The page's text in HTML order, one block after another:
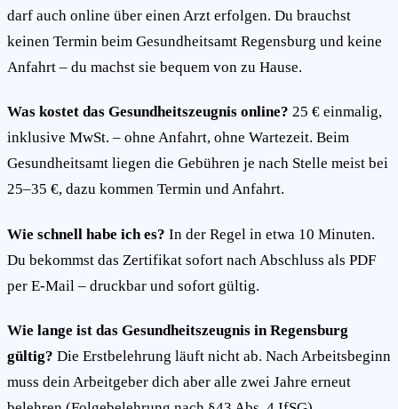
darf auch online über einen Arzt erfolgen. Du brauchst
keinen Termin beim Gesundheitsamt Regensburg und keine
Anfahrt – du machst sie bequem von zu Hause.
Was kostet das Gesundheitszeugnis online? 25 € einmalig,
inklusive MwSt. – ohne Anfahrt, ohne Wartezeit. Beim
Gesundheitsamt liegen die Gebühren je nach Stelle meist bei
25–35 €, dazu kommen Termin und Anfahrt.
Wie schnell habe ich es? In der Regel in etwa 10 Minuten.
Du bekommst das Zertifikat sofort nach Abschluss als PDF
per E-Mail – druckbar und sofort gültig.
Wie lange ist das Gesundheitszeugnis in Regensburg
gültig? Die Erstbelehrung läuft nicht ab. Nach Arbeitsbeginn
muss dein Arbeitgeber dich aber alle zwei Jahre erneut